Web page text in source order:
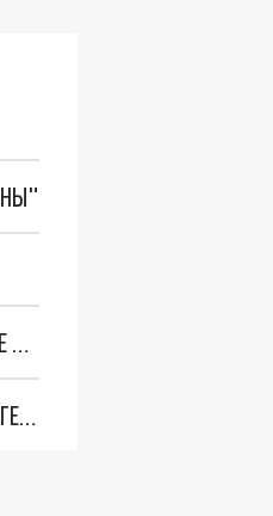
"ОЧЕНЬ ПЛОХИЕ НОВОСТИ": БОЛЬШАЯ ОШИБКА PALANTIR В РОССИИ. СТРАНЫ НАТО ВПЕРВЫЕ ЗА СВО ОСТАНОВИЛИ ПОСТАВКИ ОРУЖИЯ. ВСУ ТЕРЯЮТ ПРИГРАНИЧЬЕ?
ТРИ ГЛАВНЫХ ИНСАЙДА ОБ СВО. ОТМЕНА МОБИЛИЗАЦИИ И ВОЗВРАЩЕНИЕ "ГЕНЕРАЛА АРМАГЕДДОНА"? ОТЛИЧНЫЕ НОВОСТИ, КОТОРЫЕ ЖДАЛИ ВСЕ